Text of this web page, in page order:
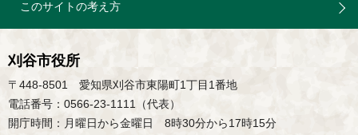
このサイトの考え方
刈谷市役所
〒448-8501 愛知県刈谷市東陽町1丁目1番地
電話番号：0566-23-1111（代表）
開庁時間：月曜日から金曜日 8時30分から17時15分